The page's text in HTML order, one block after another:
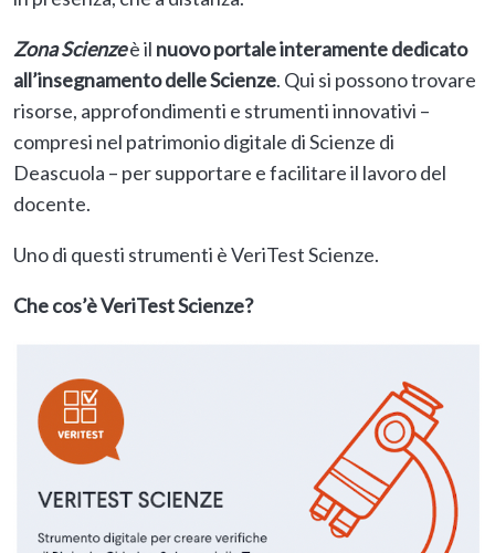
Zona Scienzeè il nuovo portale interamente dedicato
all’insegnamento delle Scienze. Qui si possono trovare
risorse, approfondimenti e strumenti innovativi –
compresi nel patrimonio digitale di Scienze di
Deascuola – per supportare e facilitare il lavoro del
docente.
Uno di questi strumenti è VeriTest Scienze.
Che cos’è VeriTest Scienze?